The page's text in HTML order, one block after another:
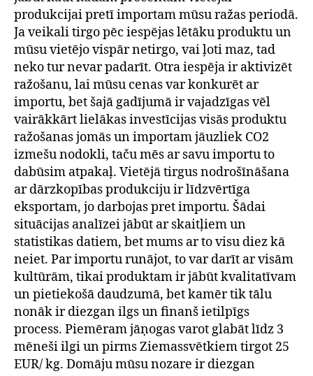
produkcijai pretī importam mūsu ražas periodā.
Ja veikali tirgo pēc iespējas lētāku produktu un
mūsu vietējo vispār netirgo, vai ļoti maz, tad
neko tur nevar padarīt. Otra iespēja ir aktivizēt
ražošanu, lai mūsu cenas var konkurēt ar
importu, bet šajā gadījumā ir vajadzīgas vēl
vairākkārt lielākas investīcijas visās produktu
ražošanas jomās un importam jāuzliek CO2
izmešu nodokli, taču mēs ar savu importu to
dabūsim atpakaļ. Vietējā tirgus nodrošīnāšana
ar dārzkopības produkciju ir līdzvērtīga
eksportam, jo darbojas pret importu. Šādai
situācijas analīzei jābūt ar skaitļiem un
statistikas datiem, bet mums ar to visu diez kā
neiet. Par importu runājot, to var darīt ar visām
kultūrām, tikai produktam ir jābūt kvalitatīvam
un pietiekošā daudzumā, bet kamēr tik tālu
nonāk ir diezgan ilgs un finanš ietilpīgs
process. Piemēram jāņogas varot glabāt līdz 3
mēneši ilgi un pirms Ziemassvētkiem tirgot 25
EUR/ kg. Domāju mūsu nozare ir diezgan